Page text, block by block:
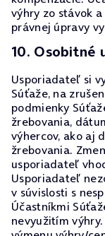
výhry zo stávok
právnej úpravy
10. Osobitné
Usporiadateľ si
Súťaže, na
podmienky
žrebovania,
výhercov, ako aj
žrebovania.
usporiadateľ
Usporiadateľ
v súvislosti s
Účastníkmi
nevyužitím